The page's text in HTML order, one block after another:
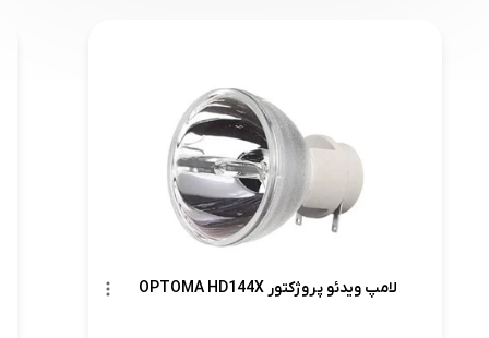
لامپ ویدئو پروژکتور OPTOMA HD144X